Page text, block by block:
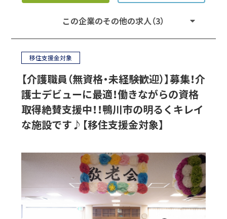
この企業のその他の求人（3）
移住支援金対象
【介護職員（無資格・未経験歓迎）】募集！介
護士デビューに最適！働きながらの資格
取得絶賛支援中！！鴨川市の明るくキレイ
な施設です♪【移住支援金対象】